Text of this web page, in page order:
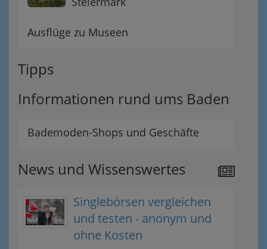
Ausflüge zu Museen
Tipps
Informationen rund ums Baden
Bademoden-Shops und Geschäfte
News und Wissenswertes
Singlebörsen vergleichen
und testen - anonym und
ohne Kosten